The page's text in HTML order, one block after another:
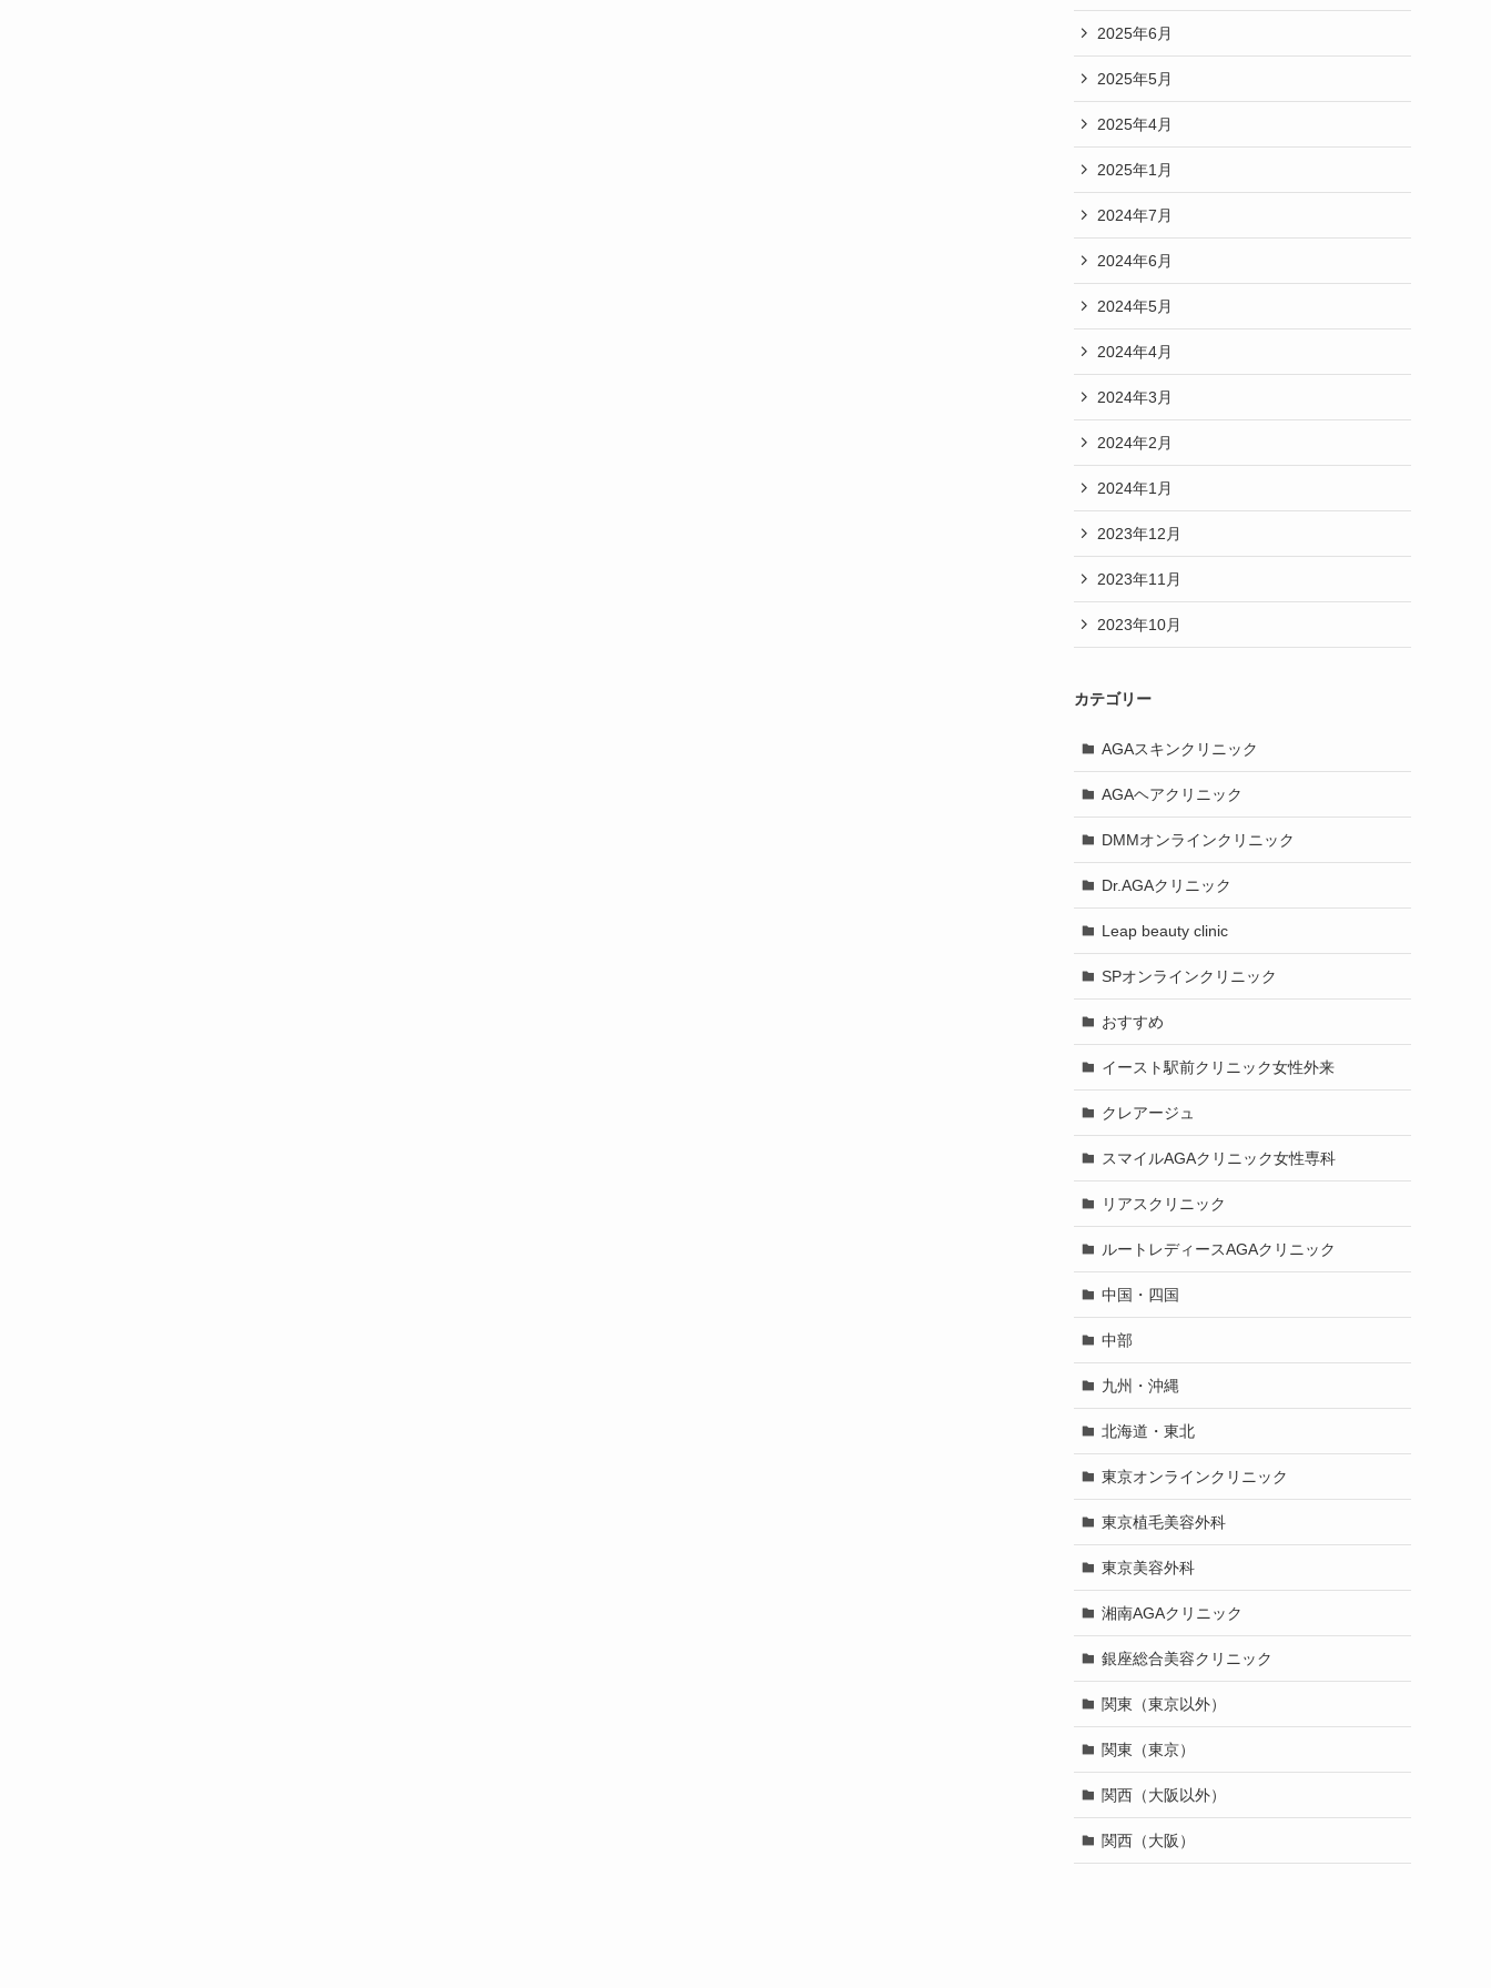
2025年6月
2025年5月
2025年4月
2025年1月
2024年7月
2024年6月
2024年5月
2024年4月
2024年3月
2024年2月
2024年1月
2023年12月
2023年11月
2023年10月
カテゴリー
AGAスキンクリニック
AGAヘアクリニック
DMMオンラインクリニック
Dr.AGAクリニック
Leap beauty clinic
SPオンラインクリニック
おすすめ
イースト駅前クリニック女性外来
クレアージュ
スマイルAGAクリニック女性専科
リアスクリニック
ルートレディースAGAクリニック
中国・四国
中部
九州・沖縄
北海道・東北
東京オンラインクリニック
東京植毛美容外科
東京美容外科
湘南AGAクリニック
銀座総合美容クリニック
関東（東京以外）
関東（東京）
関西（大阪以外）
関西（大阪）